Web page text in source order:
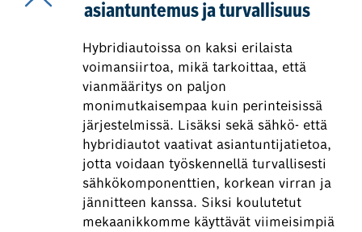
asiantuntemus ja turvallisuus
Hybridiautoissa on kaksi erilaista
voimansiirtoa, mikä tarkoittaa, että
vianmääritys on paljon
monimutkaisempaa kuin perinteisissä
järjestelmissä. Lisäksi sekä sähkö- että
hybridiautot vaativat asiantuntijatietoa,
jotta voidaan työskennellä turvallisesti
sähkökomponenttien, korkean virran ja
jännitteen kanssa. Siksi koulutetut
mekaanikkomme käyttävät viimeisimpiä